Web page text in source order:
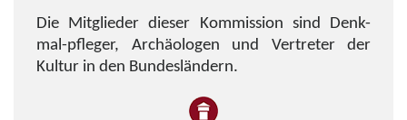
Die Mitglieder dieser Kommission sind Denk-
mal-pfleger, Archäologen und Vertreter der
Kultur in den Bundesländern.